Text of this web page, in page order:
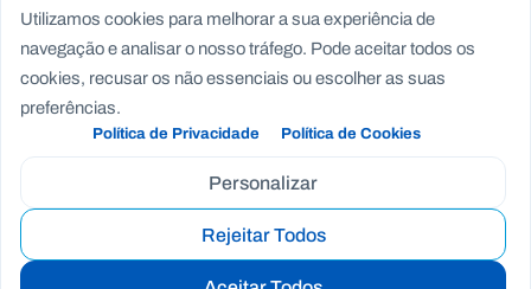
Copyright © Fundação Salesianos
Utilizamos cookies para melhorar a sua experiência de
navegação e analisar o nosso tráfego. Pode aceitar todos os
cookies, recusar os não essenciais ou escolher as suas
preferências.
Política de Privacidade Política de Cookies
Personalizar
Rejeitar Todos